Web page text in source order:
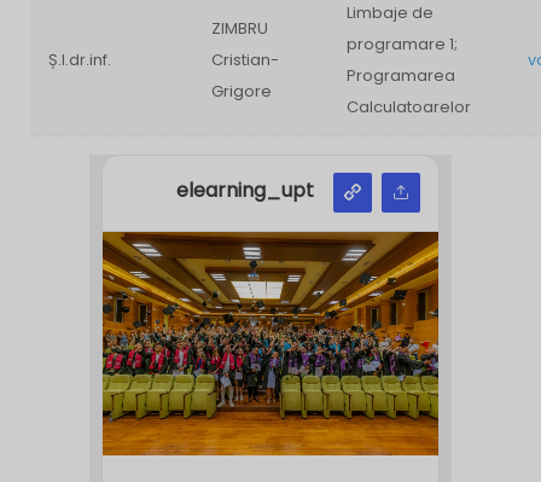
Ș.l.dr.inf.
ZIMBRU
Cristian-
Grigore
Limbaje de
programare 1;
Programarea
Calculatoarelor
elearning_upt